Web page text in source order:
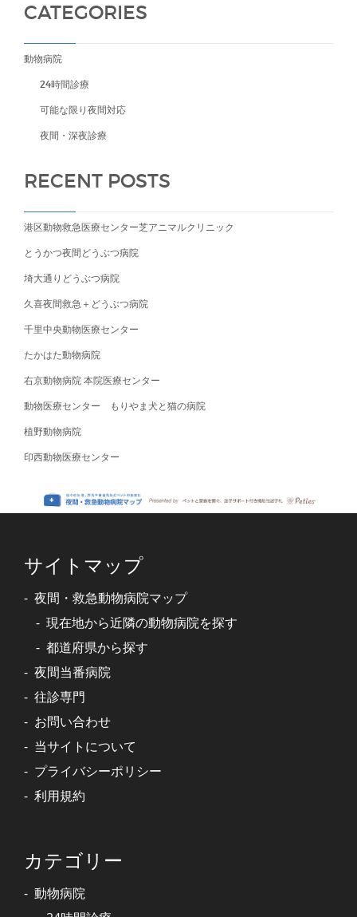
CATEGORIES
動物病院
24時間診療
可能な限り夜間対応
夜間・深夜診療
RECENT POSTS
港区動物救急医療センター芝アニマルクリニック
とうかつ夜間どうぶつ病院
埼大通りどうぶつ病院
久喜夜間救急＋どうぶつ病院
千里中央動物医療センター
たかはた動物病院
右京動物病院 本院医療センター
動物医療センター もりやま犬と猫の病院
植野動物病院
印西動物医療センター
サイトマップ
夜間・救急動物病院マップ
現在地から近隣の動物病院を探す
都道府県から探す
夜間当番病院
往診専門
お問い合わせ
当サイトについて
プライバシーポリシー
利用規約
カテゴリー
動物病院